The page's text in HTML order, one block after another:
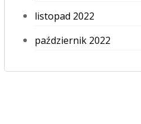
listopad 2022
październik 2022